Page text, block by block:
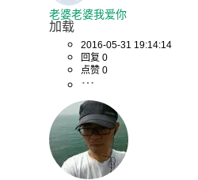
老婆老婆我爱你
加载
2016-05-31 19:14:14
回复 0
点赞 0